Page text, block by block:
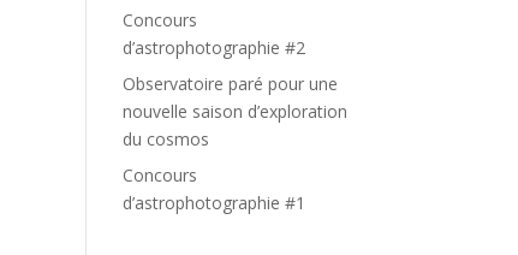
Concours
d’astrophotographie #2
Observatoire paré pour une
nouvelle saison d’exploration
du cosmos
Concours
d’astrophotographie #1